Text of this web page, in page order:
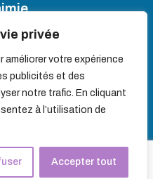
privée
votre expérience
publicités et des
notre trafic. En cliquant
à l’utilisation de
Accepter tout
site
des cookies
données personnelles